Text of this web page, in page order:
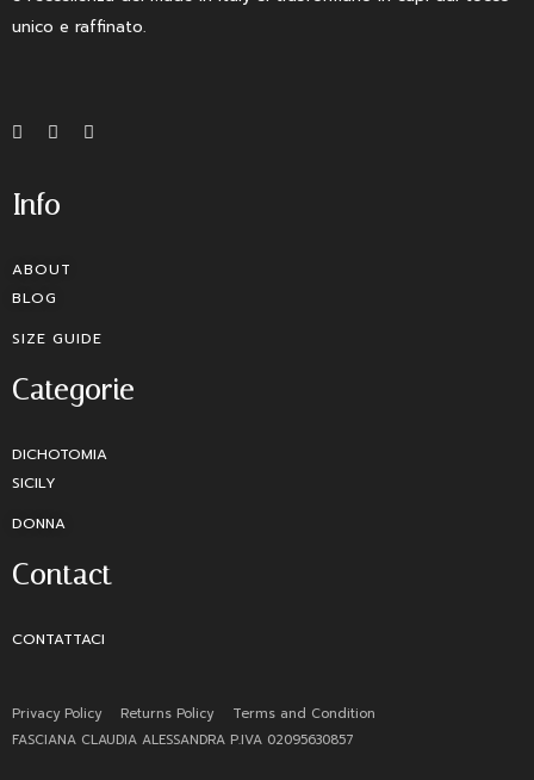
unico e raffinato.
Info
ABOUT
BLOG
SIZE GUIDE
Categorie
DICHOTOMIA
SICILY
DONNA
Contact
CONTATTACI
Privacy Policy Returns Policy
Terms and Condition
FASCIANA CLAUDIA ALESSANDRA P.IVA 02095630857